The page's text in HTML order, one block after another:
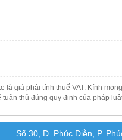
là giá phải tính thuế VAT. Kính
thủ đúng quy định của pháp
Số 30, Đ. Phúc Diễn, P.